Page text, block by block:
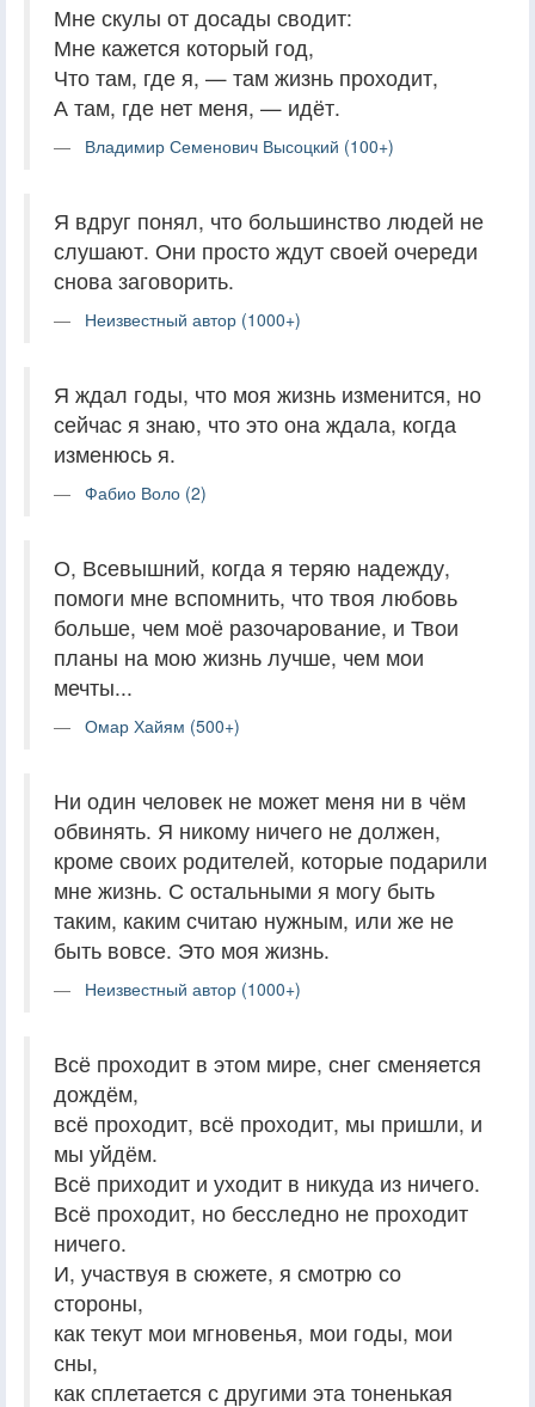
Мне скулы от досады сводит:
Мне кажется который год,
Что там, где я, — там жизнь проходит,
А там, где нет меня, — идёт.
Владимир Семенович Высоцкий (100+)
Я вдруг понял, что большинство людей не
слушают. Они просто ждут своей очереди
снова заговорить.
Неизвестный автор (1000+)
Я ждал годы, что моя жизнь изменится, но
сейчас я знаю, что это она ждала, когда
изменюсь я.
Фабио Воло (2)
О, Всевышний, когда я теряю надежду,
помоги мне вспомнить, что твоя любовь
больше, чем моё разочарование, и Твои
планы на мою жизнь лучше, чем мои
мечты...
Омар Хайям (500+)
Ни один человек не может меня ни в чём
обвинять. Я никому ничего не должен,
кроме своих родителей, которые подарили
мне жизнь. С остальными я могу быть
таким, каким считаю нужным, или же не
быть вовсе. Это моя жизнь.
Неизвестный автор (1000+)
Всё проходит в этом мире, снег сменяется
дождём,
всё проходит, всё проходит, мы пришли, и
мы уйдём.
Всё приходит и уходит в никуда из ничего.
Всё проходит, но бесследно не проходит
ничего.
И, участвуя в сюжете, я смотрю со
стороны,
как текут мои мгновенья, мои годы, мои
сны,
как сплетается с другими эта тоненькая